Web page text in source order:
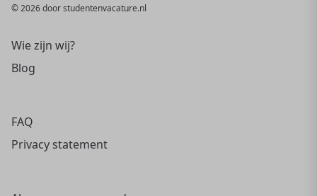
© 2026 door studentenvacature.nl
Wie zijn wij?
Blog
FAQ
Privacy statement